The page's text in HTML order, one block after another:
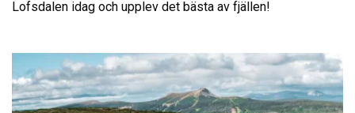
Lofsdalen idag och upplev det bästa av fjällen!